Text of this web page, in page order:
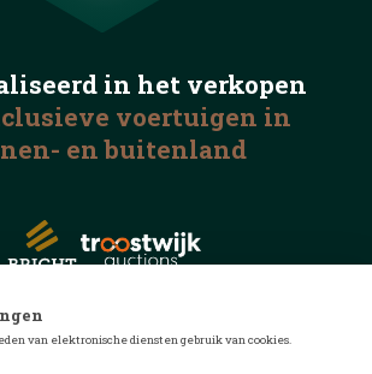
in het verkopen
voertuigen in
en buitenland
Automotive Auctions
van elektronische diensten gebruik van cookies.